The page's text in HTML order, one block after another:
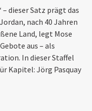
– dieser Satz prägt das
nach 40 Jahren
Land, legt Mose
aus – als
In dieser Staffel
Kapitel: Jörg Pasquay